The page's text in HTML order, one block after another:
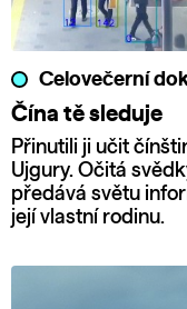
Celovečerní
Čína tě sleduje
Přinutili ji učit
Ujgury. Očitá
předává světu
její vlastní rodinu.